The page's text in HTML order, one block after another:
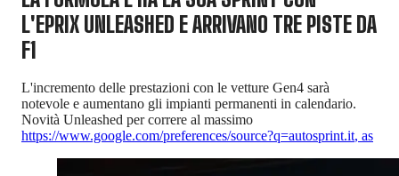
L'EPRIX UNLEASHED E ARRIVANO TRE PISTE DA
F1
L'incremento delle prestazioni con le vetture Gen4 sarà
notevole e aumentano gli impianti permanenti in calendario.
Novità Unleashed per correre al massimo
https://www.google.com/preferences/source?q=autosprint.it, as